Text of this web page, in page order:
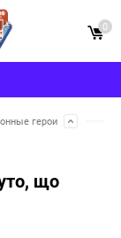
0
герои
що